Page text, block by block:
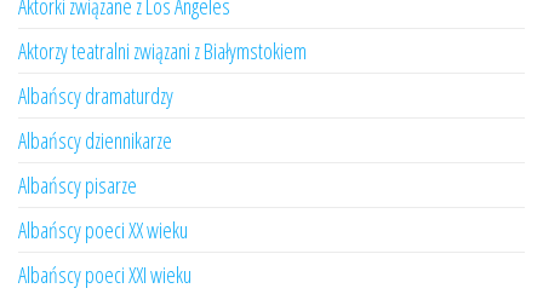
Aktorki związane z Los Angeles
Aktorzy teatralni związani z Białymstokiem
Albańscy dramaturdzy
Albańscy dziennikarze
Albańscy pisarze
Albańscy poeci XX wieku
Albańscy poeci XXI wieku